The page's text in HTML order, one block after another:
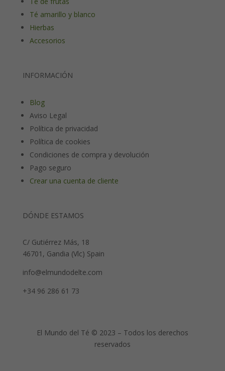
Té amarillo y blanco
Hierbas
Accesorios
INFORMACIÓN
Blog
Aviso Legal
Política de privacidad
Política de cookies
Condiciones de compra y devolución
Pago seguro
Crear una cuenta de cliente
DÓNDE ESTAMOS
C/ Gutiérrez Más, 18
46701, Gandia (Vlc) Spain
info@elmundodelte.com
+34 96 286 61 73
El Mundo del Té © 2023 – Todos los derechos
reservados